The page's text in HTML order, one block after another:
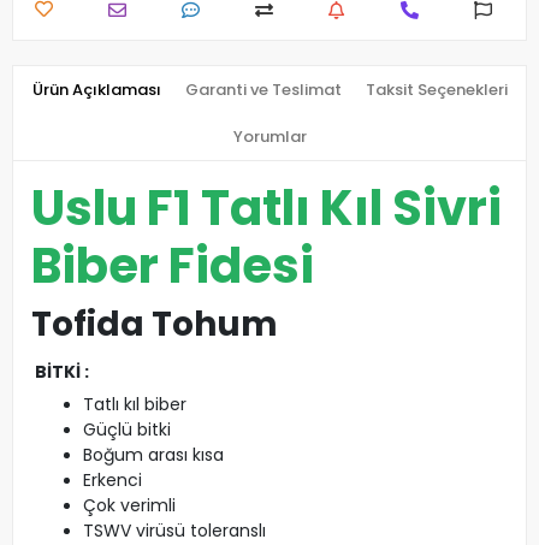
Ürün Açıklaması Garanti ve Teslimat Taksit Seçenekleri
Yorumlar
Uslu F1 Tatlı Kıl Sivri
Biber Fidesi
Tofida Tohum
BİTKİ :
Tatlı kıl biber
Güçlü bitki
Boğum arası kısa
Erkenci
Çok verimli
TSWV virüsü toleranslı